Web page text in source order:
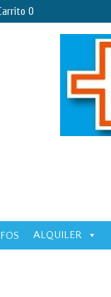
0
ALQUILER